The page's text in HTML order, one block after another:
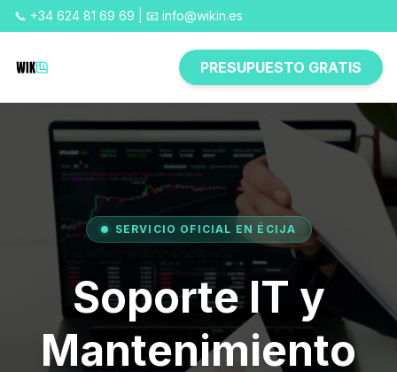
📞 +34 624 81 69 69 | 📧 info@wikin.es
PRESUPUESTO GRATIS
SERVICIO OFICIAL EN ÉCIJA
Soporte IT y
Mantenimiento